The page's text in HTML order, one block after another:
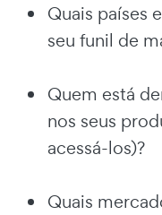
Quais países
seu funil de
Quem está
nos seus
acessá-los)?
Quais